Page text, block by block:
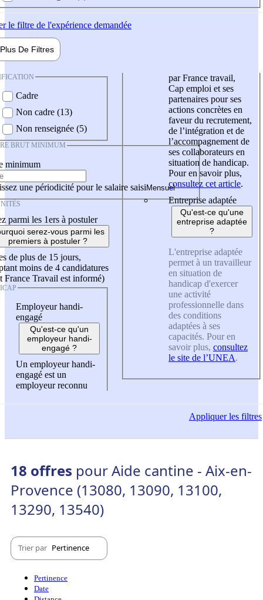
le filtre de l'expérience demandée
Plus De Filtres
Cadre
Non cadre (13)
Non renseignée (5)
BRUT MINIMUM
minimum
une périodicité pour le salaire saisi
parmi les 1ers à postuler
serez-vous parmi les
premiers à postuler ?
de plus de 15 jours,
moins de 4 candidatures
France Travail est informé)
Employeur handi-
engagé
Qu'est-ce qu'un
employeur handi-
engagé ?
Un employeur handi-
engagé est un
employeur reconnu
par France travail,
Cap emploi et ses
partenaires pour ses
actions concrètes en
faveur du recrutement,
de l’intégration et de
l’accompagnement de
ses collaborateurs en
situation de handicap.
Pour en savoir plus,
consultez cet article.
Entreprise adaptée
Qu'est-ce qu'une
entreprise adaptée
?
L'entreprise adaptée
permet à un travailleur
en situation de
handicap d'exercer
une activité
professionnelle dans
des conditions
adaptées à ses
capacités. Pour en
savoir plus, consultez
le site de l’UNEA.
Appliquerles filtres
18 offres pour Aide cantine - Aix-en-
Provence (13080, 13090, 13100,
13290, 13540)
Trier par Pertinence
Pertinence
Date